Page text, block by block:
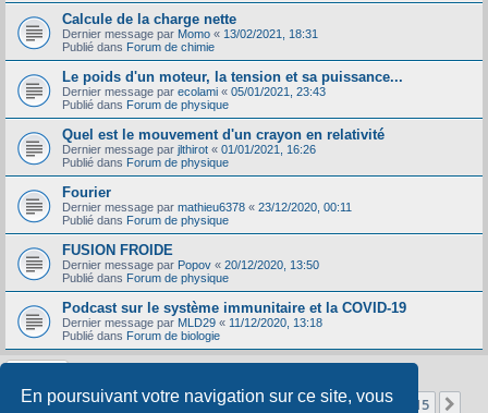
En poursuivant votre navigation sur ce site, vous
Calcule de la charge nette
Dernier message par Momo « 13/02/2021, 18:31
Publié dans Forum de chimie
Le poids d'un moteur, la tension et sa puissance...
Dernier message par ecolami « 05/01/2021, 23:43
Publié dans Forum de physique
Quel est le mouvement d'un crayon en relativité
Dernier message par jlthirot « 01/01/2021, 16:26
Publié dans Forum de physique
Fourier
Dernier message par mathieu6378 « 23/12/2020, 00:11
Publié dans Forum de physique
FUSION FROIDE
Dernier message par Popov « 20/12/2020, 13:50
Publié dans Forum de physique
Podcast sur le système immunitaire et la COVID-19
Dernier message par MLD29 « 11/12/2020, 13:18
Publié dans Forum de biologie
La recherche a retourné 356 résultats Page 1sur15
1 2 3 4 5 … 15